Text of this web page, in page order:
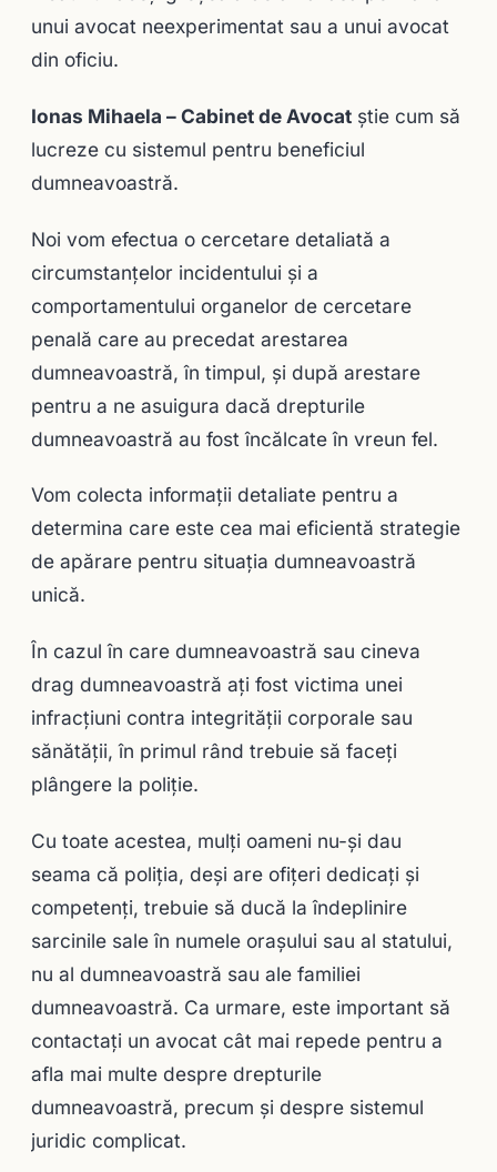
unui avocat neexperimentat sau a unui avocat
din oficiu.
Ionas Mihaela – Cabinet de Avocat știe cum să
lucreze cu sistemul pentru beneficiul
dumneavoastră.
Noi vom efectua o cercetare detaliată a
circumstanțelor incidentului și a
comportamentului organelor de cercetare
penală care au precedat arestarea
dumneavoastră, în timpul, şi după arestare
pentru a ne asuigura dacă drepturile
dumneavoastră au fost încălcate în vreun fel.
Vom colecta informații detaliate pentru a
determina care este cea mai eficientă strategie
de apărare pentru situația dumneavoastră
unică.
În cazul în care dumneavoastră sau cineva
drag dumneavoastră aţi fost victima unei
infracţiuni contra integrităţii corporale sau
sănătăţii, în primul rând trebuie să faceţi
plângere la poliţie.
Cu toate acestea, mulți oameni nu-și dau
seama că poliția, deși are ofițeri dedicați și
competenți, trebuie să ducă la îndeplinire
sarcinile sale în numele orașului sau al statului,
nu al dumneavoastră sau ale familiei
dumneavoastră. Ca urmare, este important să
contactaţi un avocat cât mai repede pentru a
afla mai multe despre drepturile
dumneavoastră, precum și despre sistemul
juridic complicat.